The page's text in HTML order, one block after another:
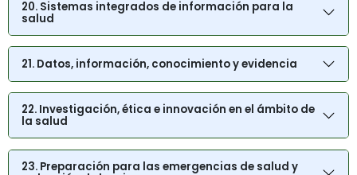
20. Sistemas integrados de información para la
salud
21. Datos, información, conocimiento y evidencia
22. Investigación, ética e innovación en el ámbito de
la salud
23. Preparación para las emergencias de salud y